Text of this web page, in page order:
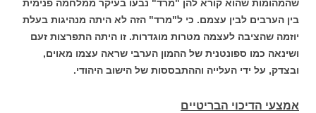
שהמהומות שהוא קורא להן "מרד" נבעו בעיקר ממלחמה פנימית
בין הערבים לבין עצמם. כי ל"מרד" הזה לא היתה מנהיגות בעלת
יוזמה שהציבה לעצמה מטרות מוגדרות. זו היתה התפרצות זעם
ושינאה כמו ספונטנית של ההמון הערבי שראה עצמו מאוים,
ובצדק, על ידי העלייה וההתבססות של הישוב היהודי.
אמצעי הדיכוי הבריטיים